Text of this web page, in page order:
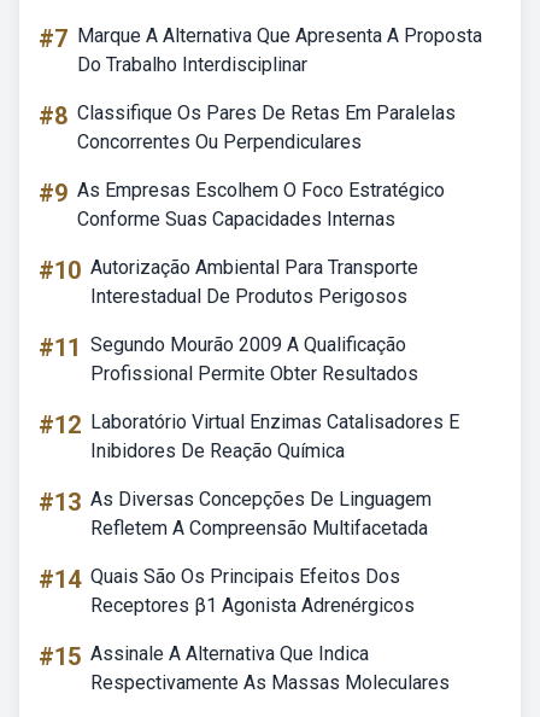
#7 Marque A Alternativa Que Apresenta A Proposta
Do Trabalho Interdisciplinar
#8 Classifique Os Pares De Retas Em Paralelas
Concorrentes Ou Perpendiculares
#9 As Empresas Escolhem O Foco Estratégico
Conforme Suas Capacidades Internas
#10 Autorização Ambiental Para Transporte
Interestadual De Produtos Perigosos
#11 Segundo Mourão 2009 A Qualificação
Profissional Permite Obter Resultados
#12 Laboratório Virtual Enzimas Catalisadores E
Inibidores De Reação Química
#13 As Diversas Concepções De Linguagem
Refletem A Compreensão Multifacetada
#14 Quais São Os Principais Efeitos Dos
Receptores β1 Agonista Adrenérgicos
#15 Assinale A Alternativa Que Indica
Respectivamente As Massas Moleculares